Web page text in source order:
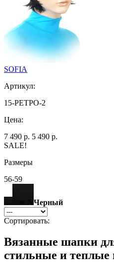
SOFIA
Артикул:
15-РЕТРО-2
Цена:
7 490 р. 5 490 р.
SALE!
Размеры
56-59
Черный
Сортировать:
Вязанные шапки
стильные и теплые